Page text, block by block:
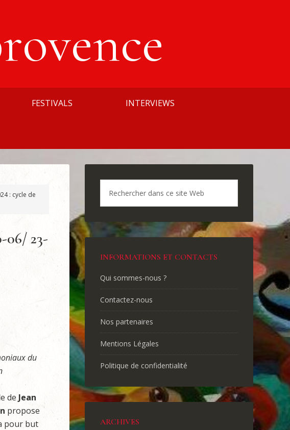
FESTIVALS INTERVIEWS
: cycle de
06/ 23-
du
de Jean
propose
pour but
INFORMATIONS ET CONTACTS
Qui sommes-nous ?
Contactez-nous
Nos partenaires
Mentions Légales
Politique de confidentialité
ARCHIVES